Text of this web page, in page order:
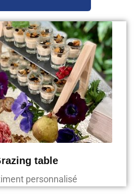
table
personnalisé